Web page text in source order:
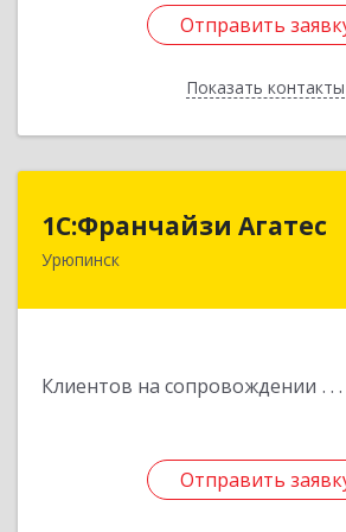
Отправить
Показать контакты
Отправить
Назад
1С:Франчайзи Агатес
Урюпинск
Клиентов на сопровождении
Отправить
403113, Волгоградская обл,
Отправить